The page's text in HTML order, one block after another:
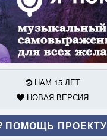
НАМ 15 ЛЕТ
НОВАЯ ВЕРСИЯ
ПОМОЩЬ ПРОЕКТУ